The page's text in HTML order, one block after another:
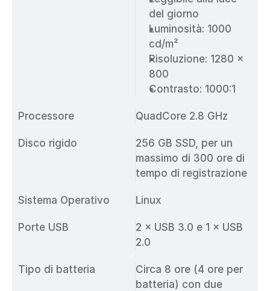
del giorno
Luminosità: 1000
cd/m²
Risoluzione: 1280 x
800
Contrasto: 1000:1
Processore QuadCore 2.8 GHz
Disco rigido
256 GB SSD, per un
massimo di 300 ore di
tempo di registrazione
Sistema Operativo Linux
Porte USB
2 × USB 3.0 e 1 × USB
2.0
Tipo di batteria
Circa 8 ore (4 ore per
batteria) con due